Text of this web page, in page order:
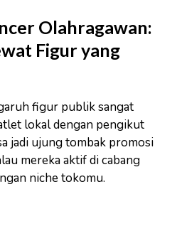
Olahragawan:
Figur yang
figur publik sangat
lokal dengan pengikut
jadi ujung tombak promosi
mereka aktif di cabang
niche tokomu.